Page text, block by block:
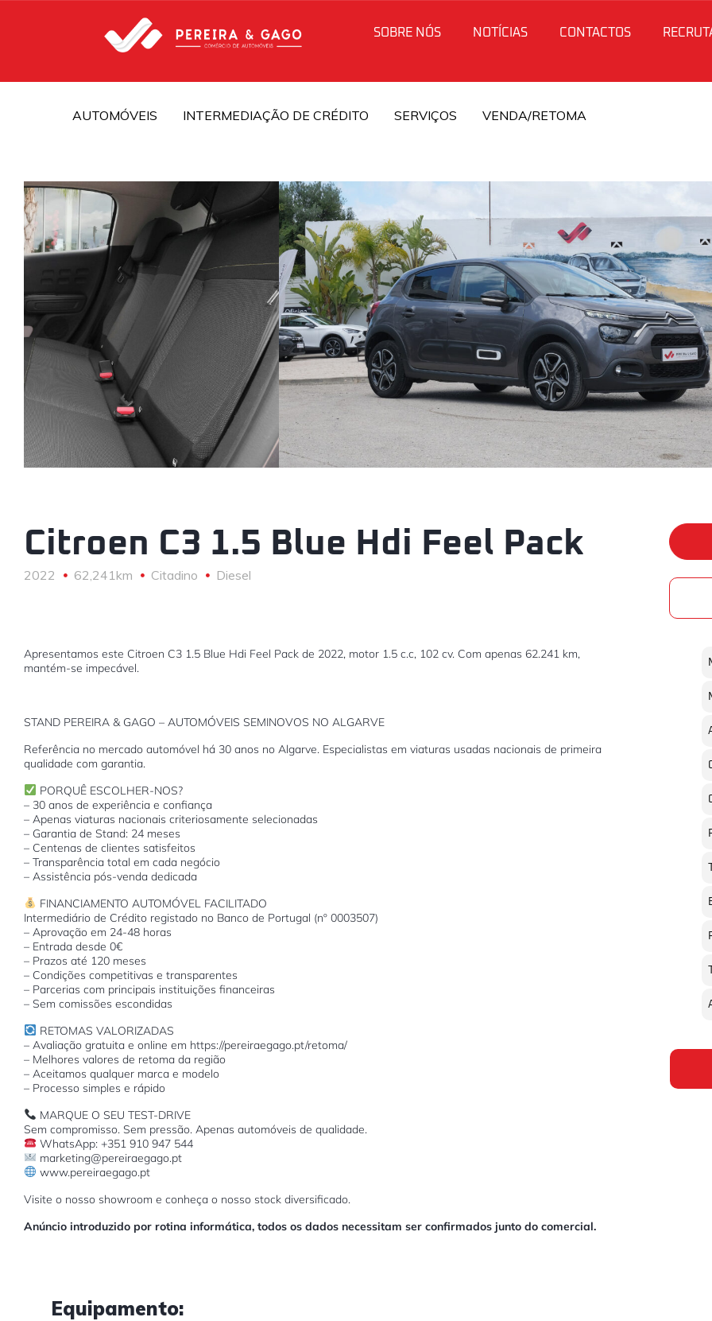
SOBRE NÓS NOTÍCIAS CONTACTOS
AUTOMÓVEIS INTERMEDIAÇÃO DE CRÉDITO SERVIÇOS VENDA/RETOMA
Citroen C3 1.5 Blue Hdi Feel Pack
2022 62,241km Citadino Diesel
Apresentamos este Citroen C3 1.5 Blue Hdi Feel Pack de 2022, motor 1.5 c.c, 102 cv. Com apenas 62.241 km,
mantém-se impecável.
STAND PEREIRA & GAGO – AUTOMÓVEIS SEMINOVOS NO ALGARVE
Referência no mercado automóvel há 30 anos no Algarve. Especialistas em viaturas usadas nacionais de primeira
qualidade com garantia.
PORQUÊ ESCOLHER-NOS?
– 30 anos de experiência e confiança
– Apenas viaturas nacionais criteriosamente selecionadas
– Garantia de Stand: 24 meses
– Centenas de clientes satisfeitos
– Transparência total em cada negócio
– Assistência pós-venda dedicada
FINANCIAMENTO AUTOMÓVEL FACILITADO
Intermediário de Crédito registado no Banco de Portugal (nº 0003507)
– Aprovação em 24-48 horas
– Entrada desde 0€
– Prazos até 120 meses
– Condições competitivas e transparentes
– Parcerias com principais instituições financeiras
– Sem comissões escondidas
RETOMAS VALORIZADAS
– Avaliação gratuita e online em https://pereiraegago.pt/retoma/
– Melhores valores de retoma da região
– Aceitamos qualquer marca e modelo
– Processo simples e rápido
MARQUE O SEU TEST-DRIVE
Sem compromisso. Sem pressão. Apenas automóveis de qualidade.
WhatsApp: +351 910 947 544
marketing@pereiraegago.pt
www.pereiraegago.pt
Visite o nosso showroom e conheça o nosso stock diversificado.
Anúncio introduzido por rotina informática, todos os dados necessitam ser confirmados junto do comercial.
Equipamento: